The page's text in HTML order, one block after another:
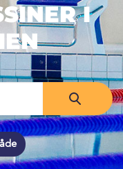
I